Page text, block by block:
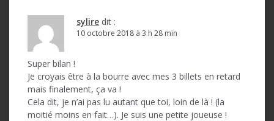
sylire dit :
10 octobre 2018 à 3 h 28 min
Super bilan !
Je croyais être à la bourre avec mes 3 billets en retard
mais finalement, ça va !
Cela dit, je n’ai pas lu autant que toi, loin de là ! (la
moitié moins en fait…). Je suis une petite joueuse !